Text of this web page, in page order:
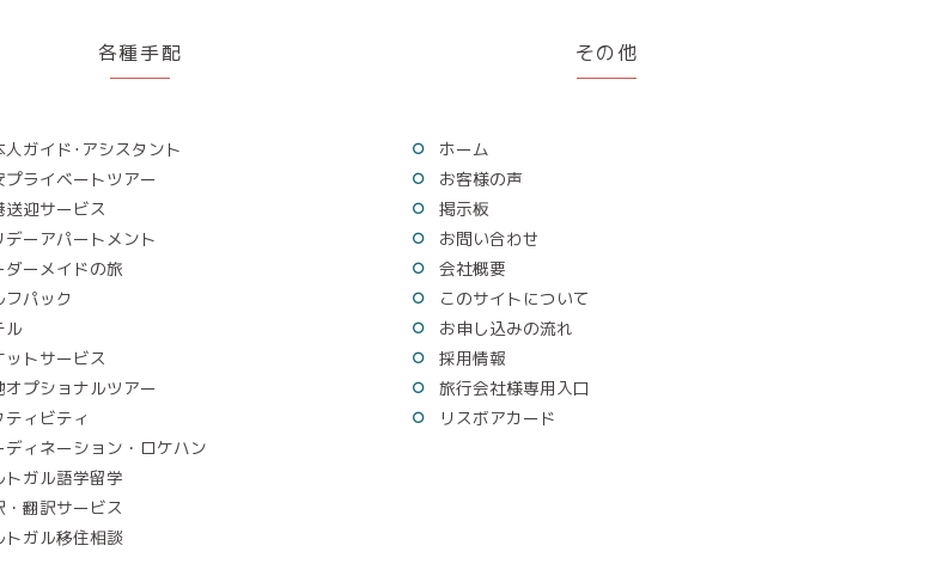
各種手配
人ガイド･アシスタント
プライベートツアー
送迎サービス
デーアパートメント
ダーメイドの旅
フパック
ル
ットサービス
オプショナルツアー
ティビティ
ディネーション・ロケハン
トガル語学留学
・翻訳サービス
トガル移住相談
その他
ホーム
お客様の声
掲示板
お問い合わせ
会社概要
このサイトについて
お申し込みの流れ
採用情報
旅行会社様専用入口
リスボアカード